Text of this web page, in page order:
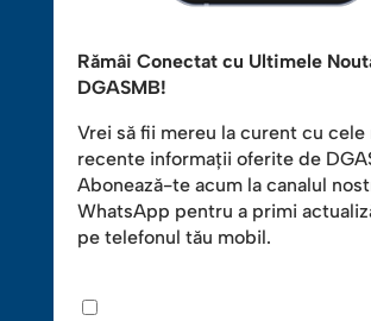
Rămâi Conectat cu Ultimele
DGASMB!
Vrei să fii mereu la curent cu cele
recente informații oferite de
Abonează-te acum la canalul
WhatsApp pentru a primi
pe telefonul tău mobil.